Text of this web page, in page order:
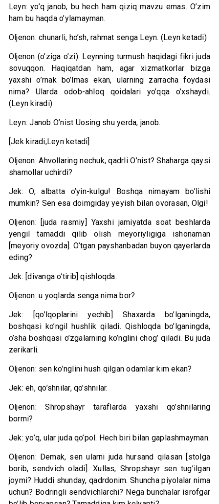
Leyn: yo’q janob, bu hech ham qiziq mavzu emas. O’zim
ham bu haqda o’ylamayman.
Oljenon: chunarli, ho’sh, rahmat senga Leyn. (Leyn ketadi)
Oljenon (o’ziga o’zi): Leynning turmush haqidagi fikri juda
sovuqqon. Haqiqatdan ham, agar xizmatkorlar bizga
yaxshi o’rnak bo’lmas ekan, ularning zarracha foydasi
nima? Ularda odob-ahloq qoidalari yo’qqa o’xshaydi.
(Leyn kiradi)
Leyn: Janob O’nist Uosing shu yerda, janob.
[Jek kiradi,Leyn ketadi]
Oljenon: Ahvollaring nechuk, qadrli O’nist? Shaharga qaysi
shamollar uchirdi?
Jek: O, albatta o’yin-kulgu! Boshqa nimayam bo’lishi
mumkin? Sen esa doimgiday yeyish bilan ovorasan, Olgi!
Oljenon: [juda rasmiy] Yaxshi jamiyatda soat beshlarda
yengil tamaddi qilib olish meyoriyligiga ishonaman
[meyoriy ovozda]. O’tgan payshanbadan buyon qayerlarda
eding?
Jek: [divanga o’tirib] qishloqda.
Oljenon: u yoqlarda senga nima bor?
Jek: [qo’lqoplarini yechib] Shaxarda bo’lganingda,
boshqasi ko’ngil hushlik qiladi. Qishloqda bo’lganingda,
o’sha boshqasi o’zgalarning ko’nglini chog’ qiladi. Bu juda
zerikarli.
Oljenon: sen ko’nglini hush qilgan odamlar kim ekan?
Jek: eh, qo’shnilar, qo’shnilar.
Oljenon: Shropshayr taraflarda yaxshi qo’shnilaring
bormi?
Jek: yo’q, ular juda qo’pol. Hech biri bilan gaplashmayman.
Oljenon: Demak, sen ularni juda hursand qilasan [stolga
borib, sendvich oladi]. Xullas, Shropshayr sen tug’ilgan
joymi? Huddi shunday, qadrdonim. Shuncha piyolalar nima
uchun? Bodringli sendvichlarchi? Nega bunchalar isrofgar